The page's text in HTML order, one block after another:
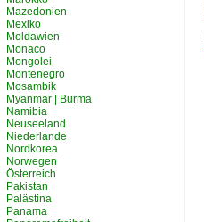
Mazedonien
Mexiko
Moldawien
Monaco
Mongolei
Montenegro
Mosambik
Myanmar | Burma
Namibia
Neuseeland
Niederlande
Nordkorea
Norwegen
Österreich
Pakistan
Palästina
Panama